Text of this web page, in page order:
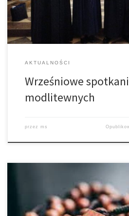
14 na 15 września 2025 roku w
AKTUALNOŚCI
Wrześniowe
modlitewnych
przez ms
W środę 1 października rozpoczynają
Różańcowe, które będą odprawiane w